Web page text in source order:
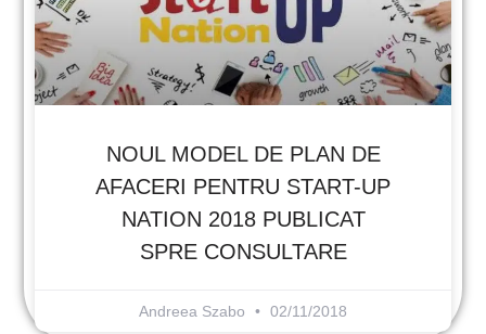
NOUL MODEL DE PLAN DE
AFACERI PENTRU START-UP
NATION 2018 PUBLICAT
SPRE CONSULTARE
Andreea Szabo 02/11/2018